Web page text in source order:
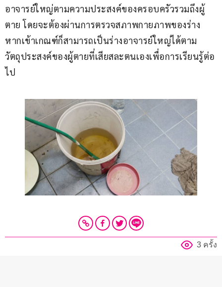
อาจารย์ใหญ่ตามความประสงค์ของครอบครัวรวมถึงผู้
ตาย โดยจะต้องผ่านการตรวจสภาพกายภาพของร่าง
หากเข้าเกณฑ์ก็สามารถเป็นร่างอาจารย์ใหญ่ได้ตาม
วัตถุประสงค์ของผู้ตายที่เสียสละตนเองเพื่อการเรียนรู้ต่อ
ไป
3 ครั้ง